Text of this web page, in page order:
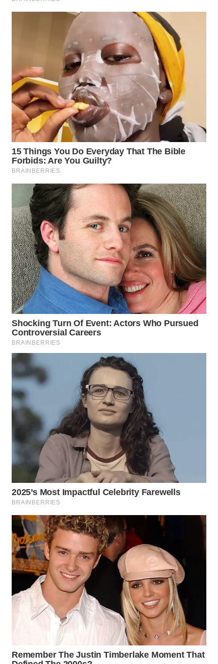
WN
INDRAMAYU
WN
KUNINGAN
WN
MAJALENGKA
WN
SUBANG
WN
SUKABUMI
WN
PURWAKARTA
WN
PRIANGAN
TIMUR
WN
SEMARANG
WN
SOLO
WN
BOROBUDUR
WN
MADURA
WN
SURABAYA
WN
NATUNA
WN
BINTAN
WN
MANDALIKA